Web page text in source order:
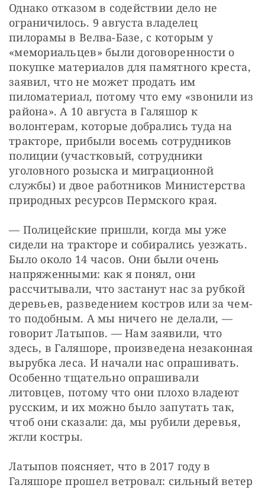
Однако отказом в содействии дело не
ограничилось. 9 августа владелец
пилорамы в Велва-Базе, с которым у
«мемориальцев» были договоренности о
покупке материалов для памятного креста,
заявил, что не может продать им
пиломатериал, потому что ему «звонили из
района». А 10 августа в Галяшор к
волонтерам, которые добрались туда на
тракторе, прибыли восемь сотрудников
полиции (участковый, сотрудники
уголовного розыска и миграционной
службы) и двое работников Министерства
природных ресурсов Пермского края.
— Полицейские пришли, когда мы уже
сидели на тракторе и собирались уезжать.
Было около 14 часов. Они были очень
напряженными: как я понял, они
рассчитывали, что застанут нас за рубкой
деревьев, разведением костров или за чем-
то подобным. А мы ничего не делали, —
говорит Латыпов. — Нам заявили, что
здесь, в Галяшоре, произведена незаконная
вырубка леса. И начали нас опрашивать.
Особенно тщательно опрашивали
литовцев, потому что они плохо владеют
русским, и их можно было запутать так,
чтоб они сказали: да, мы рубили деревья,
жгли костры.
Латыпов поясняет, что в 2017 году в
Галяшоре прошел ветровал: сильный ветер